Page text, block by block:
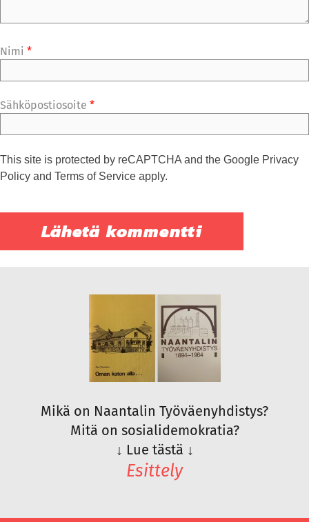
Nimi *
Sähköpostiosoite *
This site is protected by reCAPTCHA and the Google Privacy
Policy and Terms of Service apply.
Mikä on Naantalin Työväenyhdistys?
Mitä on sosialidemokratia?
↓ Lue tästä ↓
Esittely